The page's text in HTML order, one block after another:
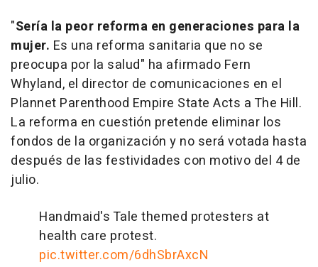
"Sería la peor reforma en generaciones para la
mujer. Es una reforma sanitaria que no se
preocupa por la salud" ha afirmado Fern
Whyland, el director de comunicaciones en el
Plannet Parenthood Empire State Acts a The Hill.
La reforma en cuestión pretende eliminar los
fondos de la organización y no será votada hasta
después de las festividades con motivo del 4 de
julio.
Handmaid's Tale themed protesters at
health care protest.
pic.twitter.com/6dhSbrAxcN